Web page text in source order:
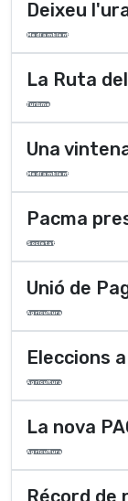
Deixeu
Medi ambient
La Ruta
Turisme
Una
Medi ambient
Pacma
Societat
Unió de
Agricultura
Eleccions
Agricultura
La nova
Agricultura
Récord de